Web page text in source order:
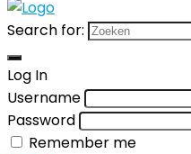
Search for:
Log In
Username
Password
Remember me